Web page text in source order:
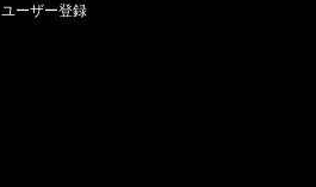
ユーザー登録